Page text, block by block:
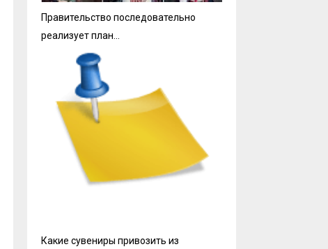
Правительство последовательно
реализует план…
Какие сувениры привозить из